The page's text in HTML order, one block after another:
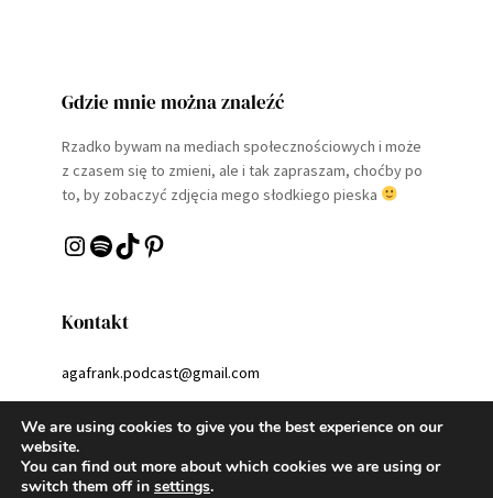
Gdzie mnie można znaleźć
Rzadko bywam na mediach społecznościowych i może
z czasem się to zmieni, ale i tak zapraszam, choćby po
to, by zobaczyć zdjęcia mego słodkiego pieska
Instagram Spotify TikTok Pinterest
Kontakt
agafrank.podcast@gmail.com
Copyright 2023 | A WordPress Theme By
We are using cookies to give you the best experience on our
website.
You can find out more about which cookies we are using or
switch them off in settings.